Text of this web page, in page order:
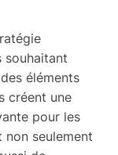
souhaitant
éléments
créent une
pour les
seulement